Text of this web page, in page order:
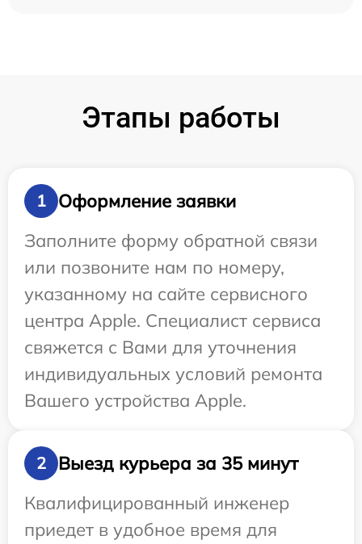
Этапы работы
1
Оформление заявки
Заполните форму обратной связи
или позвоните нам по номеру,
указанному на сайте сервисного
центра Apple. Специалист сервиса
свяжется с Вами для уточнения
индивидуальных условий ремонта
Вашего устройства Apple.
2
Выезд курьера за 35 минут
Квалифицированный инженер
приедет в удобное время для